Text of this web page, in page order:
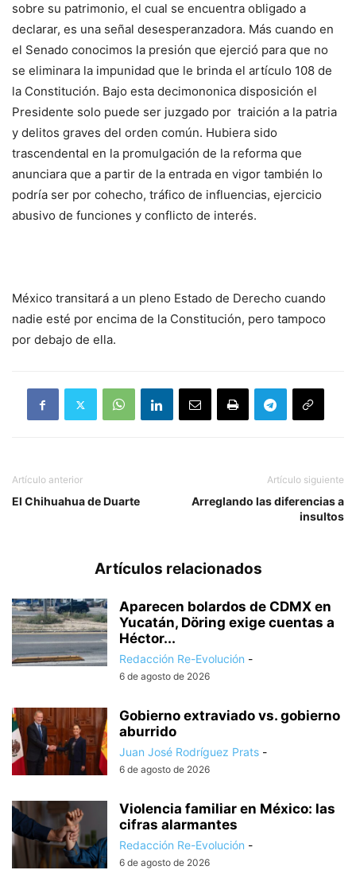
sobre su patrimonio, el cual se encuentra obligado a
declarar, es una señal desesperanzadora. Más cuando en
el Senado conocimos la presión que ejerció para que no
se eliminara la impunidad que le brinda el artículo 108 de
la Constitución. Bajo esta decimononica disposición el
Presidente solo puede ser juzgado por traición a la patria
y delitos graves del orden común. Hubiera sido
trascendental en la promulgación de la reforma que
anunciara que a partir de la entrada en vigor también lo
podría ser por cohecho, tráfico de influencias, ejercicio
abusivo de funciones y conflicto de interés.
México transitará a un pleno Estado de Derecho cuando
nadie esté por encima de la Constitución, pero tampoco
por debajo de ella.
Artículo anterior
El Chihuahua de Duarte
Artículo siguiente
Arreglando las diferencias a
insultos
Artículos relacionados
Aparecen bolardos de CDMX en
Yucatán, Döring exige cuentas a
Héctor...
Redacción Re-Evolución -
6 de agosto de 2026
Gobierno extraviado vs. gobierno
aburrido
Juan José Rodríguez Prats -
6 de agosto de 2026
Violencia familiar en México: las
cifras alarmantes
Redacción Re-Evolución -
6 de agosto de 2026